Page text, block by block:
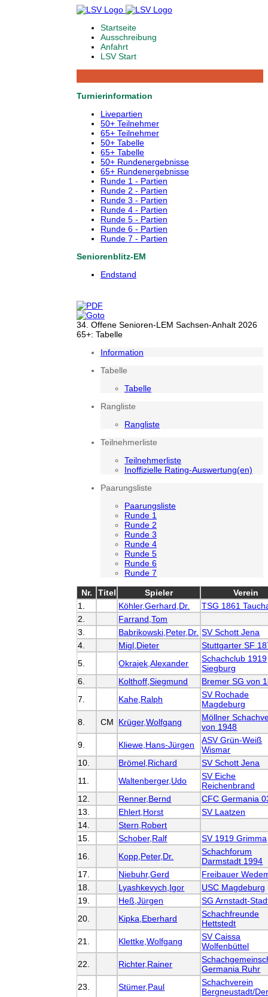
Startseite
Ausschreibung
Anfahrt
LSV Start
Turnierinformation
Livepartien
50+ Teilnehmer
65+ Teilnehmer
50+ Tabelle
65+ Tabelle
50+ Rundenergebnisse
65+ Rundenergebnisse
Runde 1 - Partien
Runde 2 - Partien
Runde 3 - Partien
Runde 4 - Partien
Runde 5 - Partien
Runde 6 - Partien
Runde 7 - Partien
Seniorenblitz-EM
Endstand
34. Offene Senioren-LEM Sachsen-Anhalt 2026
65+: Tabelle
Information
Tabelle
Tabelle
Rangliste
Rangliste
Teilnehmerliste
Teilnehmerliste
Inoffizielle Rating-Auswertung(en)
Paarungsliste
Paarungsliste
Runde 1
Runde 2
Runde 3
Runde 4
Runde 5
Runde 6
Runde 7
Nr. Titel Spieler
Verein
1.
Köhler,Gerhard,Dr.
TSG 1861
2.
Farrand,Tom
3.
Babrikowski,Peter,Dr. SV Schott Jena
4.
Migl,Dieter
Stuttgarter SF
5.
Okrajek,Alexander
Schachclub 1919
Siegburg
6.
Kolthoff,Siegmund
Bremer SG von
7.
Kahe,Ralph
SV Rochade
Magdeburg
8.
CM Krüger,Wolfgang
Möllner
von 1948
9.
Kliewe,Hans-Jürgen
ASV Grün-Weiß
Wismar
10.
Brömel,Richard
SV Schott Jena
11.
Waltenberger,Udo
SV Eiche
Reichenbrand
12.
Renner,Bernd
CFC Germania
13.
Ehlert,Horst
SV Laatzen
14.
Stern,Robert
15.
Schober,Ralf
SV 1919 Grimma
16.
Kopp,Peter,Dr.
Schachforum
Darmstadt 1994
17.
Niebuhr,Gerd
Freibauer
18.
Lyashkevych,Igor
USC Magdeburg
19.
Heß,Jürgen
SG Arnstadt-
20.
Kipka,Eberhard
Schachfreunde
Hettstedt
21.
Klettke,Wolfgang
SV Caissa
Wolfenbüttel
22.
Richter,Rainer
Germania Ruhr
23.
Stümer,Paul
Schachverein
Bergneustadt/